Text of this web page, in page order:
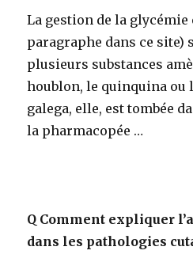
La gestion de la
paragraphe dans ce site)
plusieurs substances
houblon, le quinquina ou
galega, elle, est tombée
la pharmacopée …
Q Comment expliquer
dans les pathologies